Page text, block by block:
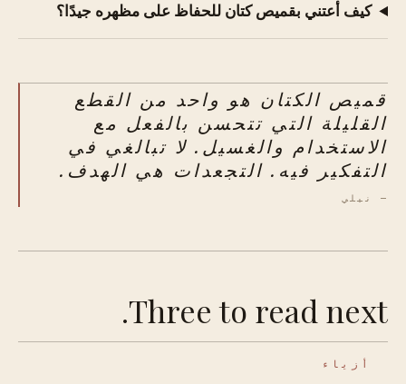
كيف أعتني بقميص كتان للحفاظ على مظهره جيدًا؟
قميص الكتان هو واحد من القطع
القليلة التي تتحسن بالفعل مع
الاستخدام والغسيل. لا تبالغي في
التفكير فيه. التجعدات هي الهدف.
— نيلي
Three to read next.
أزياء